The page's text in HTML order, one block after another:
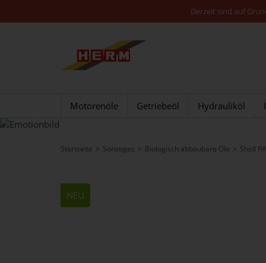
Derzeit sind auf
Motorenöle Getriebeöl Hydrauliköl
Startseite Sonstiges Biologisch abbaubare Öle Shell
NEU